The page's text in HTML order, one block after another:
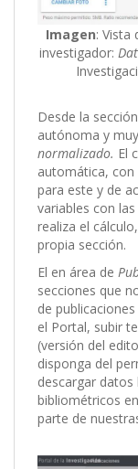
Imagen: Vista
investigador:
Desde la sección
autónoma y
normalizado. El
automática,
para este y de
variables con
realiza el
propia sección.
El en área de
secciones que
de
el Portal, subir
(versión del
disponga del
descargar
bibliométricos
parte de